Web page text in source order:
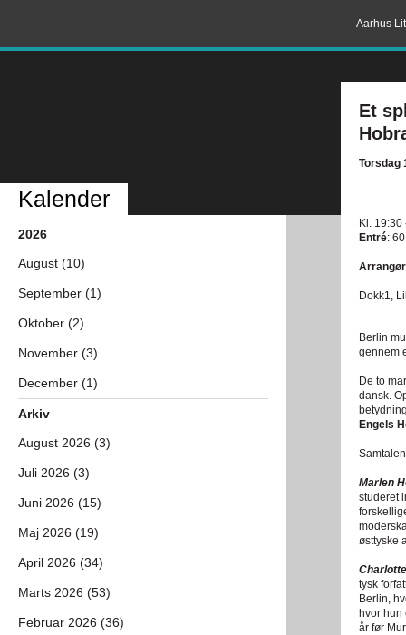
Aarhus
Et
Torsdag
Kl. 19:30
Entré:
Dokk1,
Berlin
gennem
De to
dansk.
Engels
Marlen
studeret
østtyske
tysk
Berlin,
hvor
år før
Kalender
2026
August (10)
September (1)
Oktober (2)
November (3)
December (1)
Arkiv
August 2026 (3)
Juli 2026 (3)
Juni 2026 (15)
Maj 2026 (19)
April 2026 (34)
Marts 2026 (53)
Februar 2026 (36)